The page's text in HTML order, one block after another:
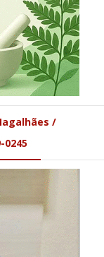
/
0245